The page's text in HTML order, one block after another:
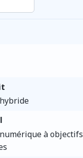
à objectifs